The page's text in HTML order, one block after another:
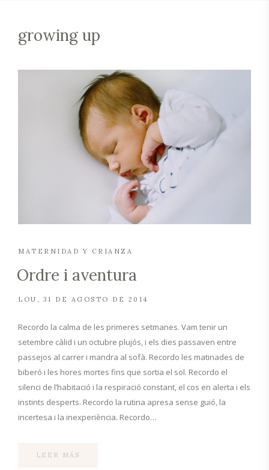
growing up
MATERNIDAD Y CRIANZA
Ordre i aventura
LOU 31 DE AGOSTO DE 2014
Recordo la calma de les primeres setmanes. Vam tenir un
setembre càlid i un octubre plujós, i els dies passaven entre
passejos al carrer i mandra al sofà. Recordo les matinades de
biberó i les hores mortes fins que sortia el sol. Recordo el
silenci de l’habitació i la respiració constant, el cos en alerta i els
instints desperts. Recordo la rutina apresa sense guió, la
incertesa i la inexperiència. Recordo…
LEER MÁS